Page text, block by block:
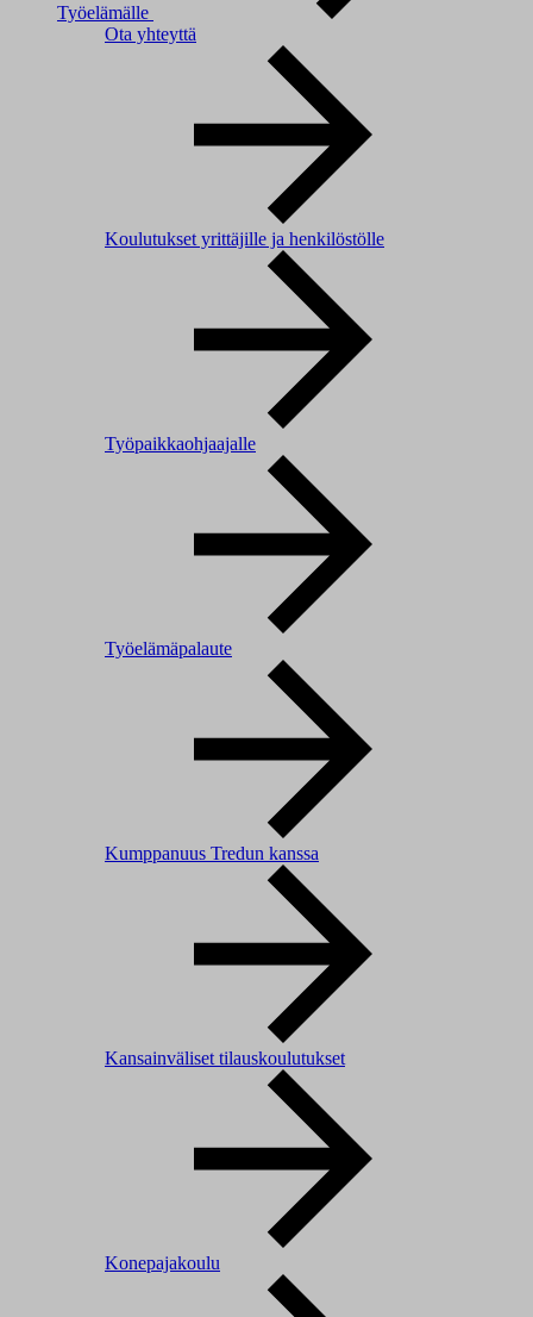
Työelämälle
Ota yhteyttä
Koulutukset yrittäjille ja henkilöstölle
Työpaikkaohjaajalle
Työelämäpalaute
Kumppanuus Tredun kanssa
Kansainväliset tilauskoulutukset
Konepajakoulu